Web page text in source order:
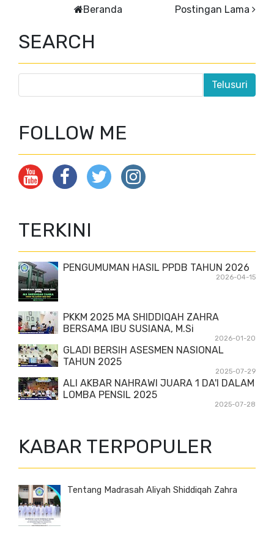
Postingan Lama
Beranda
SEARCH
FOLLOW ME
TERKINI
PENGUMUMAN HASIL PPDB TAHUN 2026
2026-04-15
PKKM 2025 MA SHIDDIQAH ZAHRA
BERSAMA IBU SUSIANA, M.Si
2026-01-20
GLADI BERSIH ASESMEN NASIONAL
TAHUN 2025
2025-07-29
ALI AKBAR NAHRAWI JUARA 1 DA'I DALAM
LOMBA PENSIL 2025
2025-07-28
KABAR TERPOPULER
Tentang Madrasah Aliyah Shiddiqah Zahra